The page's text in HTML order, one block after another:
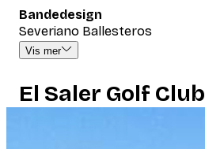
Bandedesign
Severiano Ballesteros
Vis mer
El Saler Golf Club